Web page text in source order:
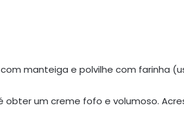
manteiga e polvilhe com farinha
um creme fofo e volumoso.